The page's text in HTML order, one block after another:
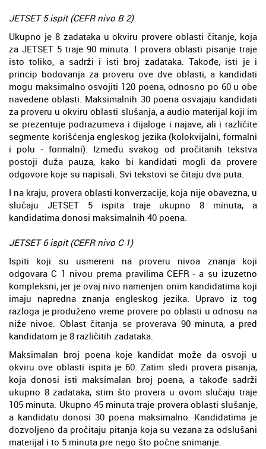
JETSET 5 ispit (CEFR nivo B 2)
Ukupno je 8 zadataka u okviru provere oblasti čitanje, koja
za JETSET 5 traje 90 minuta. I provera oblasti pisanje traje
isto toliko, a sadrži i isti broj zadataka. Takođe, isti je i
princip bodovanja za proveru ove dve oblasti, a kandidati
mogu maksimalno osvojiti 120 poena, odnosno po 60 u obe
navedene oblasti. Maksimalnih 30 poena osvajaju kandidati
za proveru u okviru oblasti slušanja, a audio materijal koji im
se prezentuje podrazumeva i dijaloge i najave, ali i različite
segmente korišćenja engleskog jezika (kolokvijalni, formalni
i polu - formalni). Između svakog od pročitanih tekstva
postoji duža pauza, kako bi kandidati mogli da provere
odgovore koje su napisali. Svi tekstovi se čitaju dva puta.
I na kraju, provera oblasti konverzacije, koja nije obavezna, u
slučaju JETSET 5 ispita traje ukupno 8 minuta, a
kandidatima donosi maksimalnih 40 poena.
JETSET 6 ispit (CEFR nivo C 1)
Ispiti koji su usmereni na proveru nivoa znanja koji
odgovara C 1 nivou prema pravilima CEFR - a su izuzetno
kompleksni, jer je ovaj nivo namenjen onim kandidatima koji
imaju napredna znanja engleskog jezika. Upravo iz tog
razloga je produženo vreme provere po oblasti u odnosu na
niže nivoe. Oblast čitanja se proverava 90 minuta, a pred
kandidatom je 8 različitih zadataka.
Maksimalan broj poena koje kandidat može da osvoji u
okviru ove oblasti ispita je 60. Zatim sledi provera pisanja,
koja donosi isti maksimalan broj poena, a takođe sadrži
ukupno 8 zadataka, stim što provera u ovom slučaju traje
105 minuta. Ukupno 45 minuta traje provera oblasti slušanje,
a kandidatu donosi 30 poena maksimalno. Kandidatima je
dozvoljeno da pročitaju pitanja koja su vezana za odslušani
materijal i to 5 minuta pre nego što počne snimanje.